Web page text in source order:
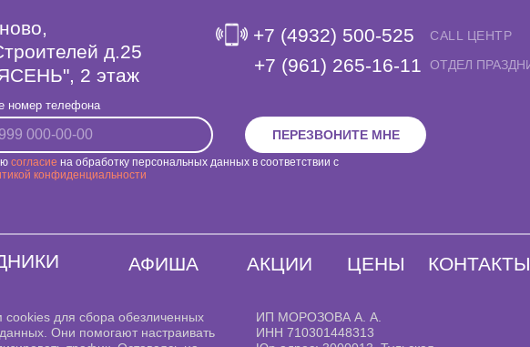
номер телефона
согласие на обработку персональных данных в соответствии с
конфиденциальности
ПЕРЕЗВОНИТЕ МНЕ
д.25
2 этаж
+7 (4932) 500-525
‎+7 (961) 265-16-11
ОТДЕЛ
CALL ЦЕНТР
ИП МОРОЗОВА А. А.
ИНН 710301448313
для сбора обезличенных
Они помогают настраивать
ЦЕНЫ КОНТАКТЫ
АФИША АКЦИИ